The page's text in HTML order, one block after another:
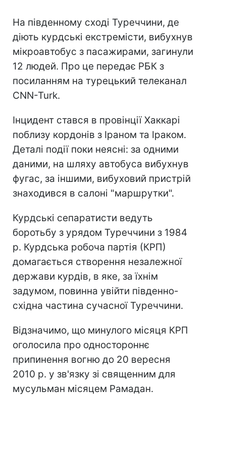
На південному сході Туреччини, де
діють курдські екстремісти, вибухнув
мікроавтобус з пасажирами, загинули
12 людей. Про це передає РБК з
посиланням на турецький телеканал
CNN-Turk.
Інцидент стався в провінції Хаккарі
поблизу кордонів з Іраном та Іраком.
Деталі події поки неясні: за одними
даними, на шляху автобуса вибухнув
фугас, за іншими, вибуховий пристрій
знаходився в салоні "маршрутки".
Курдські сепаратисти ведуть
боротьбу з урядом Туреччини з 1984
р. Курдська робоча партія (КРП)
домагається створення незалежної
держави курдів, в яке, за їхнім
задумом, повинна увійти південно-
східна частина сучасної Туреччини.
Відзначимо, що минулого місяця КРП
оголосила про одностороннє
припинення вогню до 20 вересня
2010 р. у зв'язку зі священним для
мусульман місяцем Рамадан.